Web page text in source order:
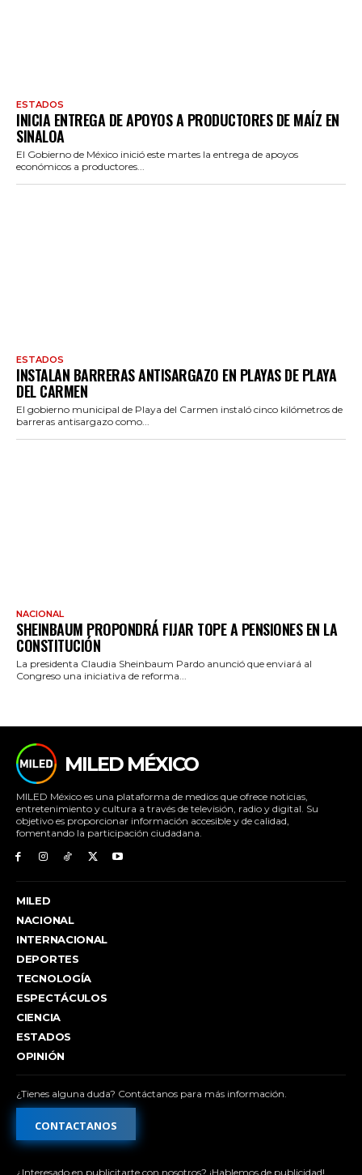
ESTADOS
INICIA ENTREGA DE APOYOS A PRODUCTORES DE MAÍZ EN
SINALOA
El Gobierno de México inició este martes la entrega de apoyos
económicos a productores...
ESTADOS
INSTALAN BARRERAS ANTISARGAZO EN PLAYAS DE PLAYA
DEL CARMEN
El gobierno municipal de Playa del Carmen instaló cinco kilómetros de
barreras antisargazo como...
NACIONAL
SHEINBAUM PROPONDRÁ FIJAR TOPE A PENSIONES EN LA
CONSTITUCIÓN
La presidenta Claudia Sheinbaum Pardo anunció que enviará al
Congreso una iniciativa de reforma...
MILED MÉXICO
MILED México es una plataforma de medios que ofrece noticias,
entretenimiento y cultura a través de televisión, radio y digital. Su
objetivo es proporcionar información accesible y de calidad,
fomentando la participación ciudadana.
MILED
NACIONAL
INTERNACIONAL
DEPORTES
TECNOLOGÍA
ESPECTÁCULOS
CIENCIA
ESTADOS
OPINIÓN
¿Tienes alguna duda? Contáctanos para más información.
CONTACTANOS
¿Interesado en publicitarte con nosotros? ¡Hablemos de publicidad!